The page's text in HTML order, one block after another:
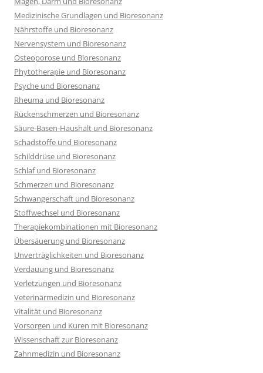
Medizinische Grundlagen und Bioresonanz
Nährstoffe und Bioresonanz
Nervensystem und Bioresonanz
Osteoporose und Bioresonanz
Phytotherapie und Bioresonanz
Psyche und Bioresonanz
Rheuma und Bioresonanz
Rückenschmerzen und Bioresonanz
Säure-Basen-Haushalt und Bioresonanz
Schadstoffe und Bioresonanz
Schilddrüse und Bioresonanz
Schlaf und Bioresonanz
Schmerzen und Bioresonanz
Schwangerschaft und Bioresonanz
Stoffwechsel und Bioresonanz
Therapiekombinationen mit Bioresonanz
Übersäuerung und Bioresonanz
Unverträglichkeiten und Bioresonanz
Verdauung und Bioresonanz
Verletzungen und Bioresonanz
Veterinärmedizin und Bioresonanz
Vitalität und Bioresonanz
Vorsorgen und Kuren mit Bioresonanz
Wissenschaft zur Bioresonanz
Zahnmedizin und Bioresonanz